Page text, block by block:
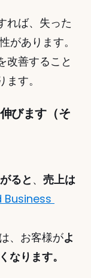
れば、失った
があります。
改善すること
ます。
びます（そ
ると 、 売上は
Business
、お客様がよ
なります。